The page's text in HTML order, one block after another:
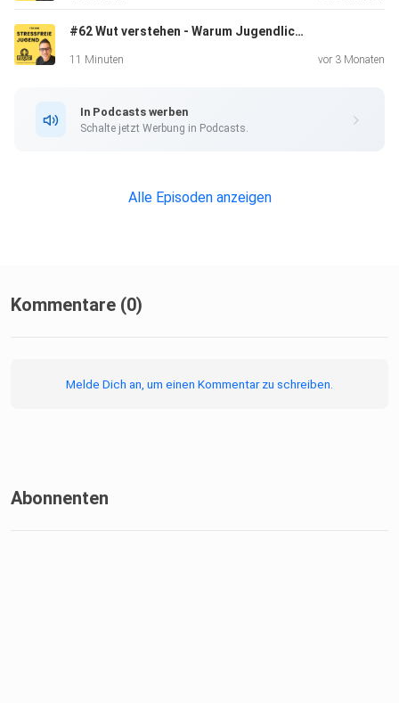
- Und vor allem: Was Jugendliche ganz konkret tun
Steffen
#62 Wut verstehen - Warum Jugendliche so schnell explodieren
11 Minuten vor 3 Monaten
In Podcasts werben
Schalte jetzt Werbung in Podcasts.
Alle Episoden anzeigen
Kommentare (0)
Melde Dich an, um einen Kommentar zu schreiben.
Abonnenten